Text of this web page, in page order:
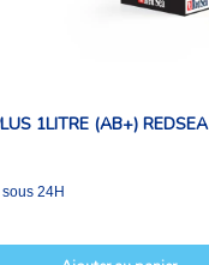
1LITRE (AB+) REDSEA
24H